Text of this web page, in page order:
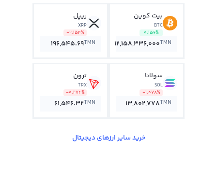
بیت کوین
BTC
0.156%
12,158,336,000TMN
ریپل
XRP
-2.154%
196,545.69TMN
سولانا
SOL
-1.078%
13,802,778TMN
ترون
TRX
-0.274%
61,546.32TMN
خرید سایر ارزهای دیجیتال